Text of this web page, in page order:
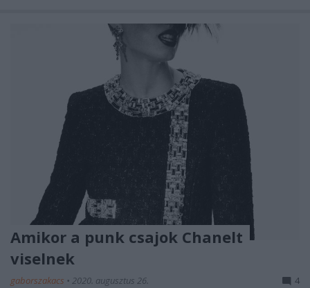
Amikor a punk csajok Chanelt
viselnek
gaborszakacs • 2020. augusztus 26. 4